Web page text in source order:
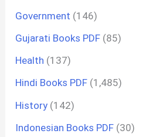
Government (146)
Gujarati Books PDF (85)
Health (137)
Hindi Books PDF (1,485)
History (142)
Indonesian Books PDF (30)